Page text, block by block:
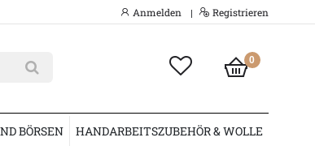
Anmelden | Registrieren
0
BÖRSEN HANDARBEITSZUBEHÖR & WOLLE